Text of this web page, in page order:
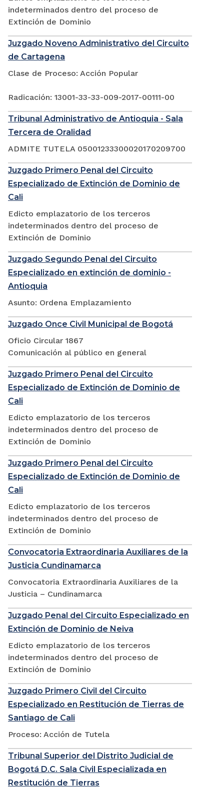
indeterminados dentro del proceso de
Extinción de Dominio
Juzgado Noveno Administrativo del Circuito
de Cartagena
Clase de Proceso: Acción Popular
Radicación: 13001-33-33-009-2017-00111-00
Tribunal Administrativo de Antioquia - Sala
Tercera de Oralidad
ADMITE TUTELA 05001233300020170209700
Juzgado Primero Penal del Circuito
Especializado de Extinción de Dominio de
Cali
Edicto emplazatorio de los terceros
indeterminados dentro del proceso de
Extinción de Dominio
Juzgado Segundo Penal del Circuito
Especializado en extinción de dominio -
Antioquia
Asunto: Ordena Emplazamiento
Juzgado Once Civil Municipal de Bogotá
Oficio Circular 1867
Comunicación al público en general
Juzgado Primero Penal del Circuito
Especializado de Extinción de Dominio de
Cali
Edicto emplazatorio de los terceros
indeterminados dentro del proceso de
Extinción de Dominio
Juzgado Primero Penal del Circuito
Especializado de Extinción de Dominio de
Cali
Edicto emplazatorio de los terceros
indeterminados dentro del proceso de
Extinción de Dominio
Convocatoria Extraordinaria Auxiliares de la
Justicia Cundinamarca
Convocatoria Extraordinaria Auxiliares de la
Justicia – Cundinamarca
Juzgado Penal del Circuito Especializado en
Extinción de Dominio de Neiva
Edicto emplazatorio de los terceros
indeterminados dentro del proceso de
Extinción de Dominio
Juzgado Primero Civil del Circuito
Especializado en Restitución de Tierras de
Santiago de Cali
Proceso: Acción de Tutela
Tribunal Superior del Distrito Judicial de
Bogotá D.C. Sala Civil Especializada en
Restitución de Tierras